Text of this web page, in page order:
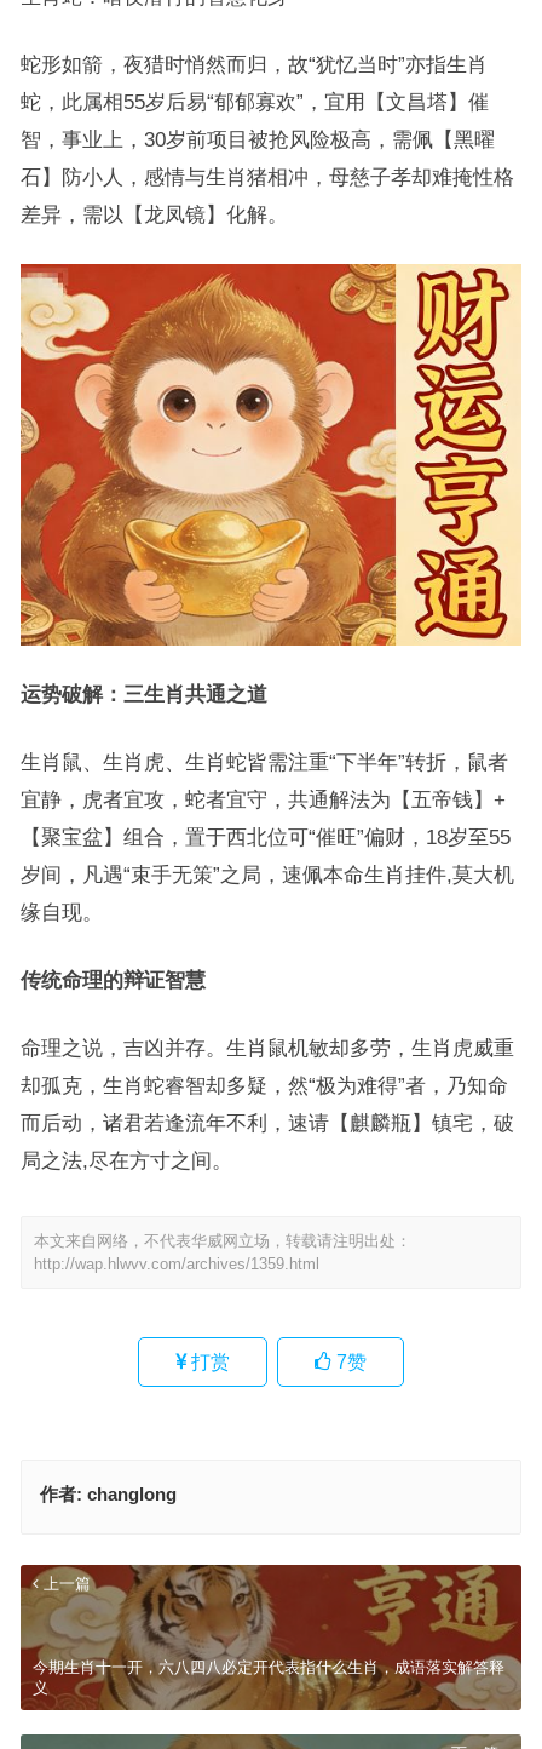
蛇形如箭，夜猎时悄然而归，故“犹忆当时”亦指生肖
蛇，此属相55岁后易“郁郁寡欢”，宜用【文昌塔】催
智，事业上，30岁前项目被抢风险极高，需佩【黑曜
石】防小人，感情与生肖猪相冲，母慈子孝却难掩性格
差异，需以【龙凤镜】化解。
运势破解：三生肖共通之道
生肖鼠、生肖虎、生肖蛇皆需注重“下半年”转折，鼠者
宜静，虎者宜攻，蛇者宜守，共通解法为【五帝钱】+
【聚宝盆】组合，置于西北位可“催旺”偏财，18岁至55
岁间，凡遇“束手无策”之局，速佩本命生肖挂件,莫大机
缘自现。
传统命理的辩证智慧
命理之说，吉凶并存。生肖鼠机敏却多劳，生肖虎威重
却孤克，生肖蛇睿智却多疑，然“极为难得”者，乃知命
而后动，诸君若逢流年不利，速请【麒麟瓶】镇宅，破
局之法,尽在方寸之间。
本文来自网络，不代表华威网立场，转载请注明出处：
http://wap.hlwvv.com/archives/1359.html
打赏 7赞
作者: changlong
上一篇
今期生肖十一开，六八四八必定开代表指什么生肖，成语落实解答释
义